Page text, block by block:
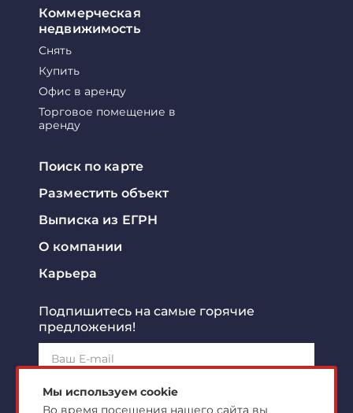
Коммерческая
недвижимость
Снять
Купить
Офис в аренду
Торговое помещение в
аренду
Поиск по карте
Разместить объект
Выписка из ЕГРН
О компании
Карьера
Подпишитесь на самые горячие
предложения!
Подписаться!
Мы используем cookie
Во время посещения нашего сайта вы